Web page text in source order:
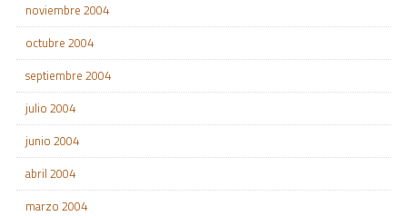
noviembre 2004
octubre 2004
septiembre 2004
julio 2004
junio 2004
abril 2004
marzo 2004